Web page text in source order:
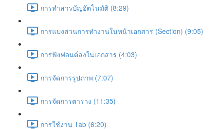
การทำสารบัญอัตโนมัติ (8:29)
การแบ่งส่วนการทำงานในหน้าเอกสาร (Section) (9:05)
การฟังฟอนต์ลงในเอกสาร (4:03)
การจัดการรูปภาพ (7:07)
การจัดการตาราง (11:35)
การใช้งาน Tab (6:20)